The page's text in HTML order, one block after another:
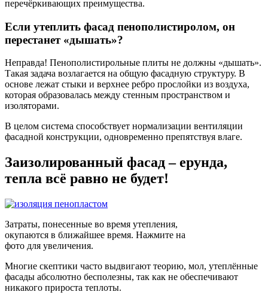
перечёркивающих преимущества.
Если утеплить фасад пенополистиролом, он
перестанет «дышать»?
Неправда! Пенополистирольные плиты не должны «дышать».
Такая задача возлагается на общую фасадную структуру. В
основе лежат стыки и верхнее ребро прослойки из воздуха,
которая образовалась между стенным пространством и
изоляторами.
В целом система способствует нормализации вентиляции
фасадной конструкции, одновременно препятствуя влаге.
Заизолированный фасад – ерунда,
тепла всё равно не будет!
Затраты, понесенные во время утепления,
окупаются в ближайшее время. Нажмите на
фото для увеличения.
Многие скептики часто выдвигают теорию, мол, утеплённые
фасады абсолютно бесполезны, так как не обеспечивают
никакого прироста теплоты.